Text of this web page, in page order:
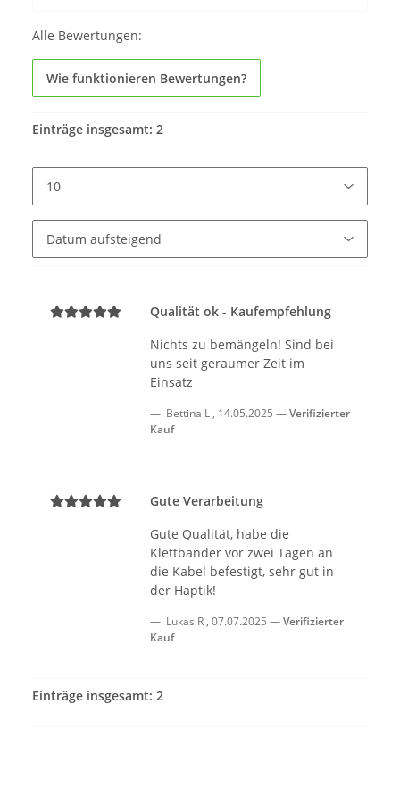
Alle Bewertungen:
Wie funktionieren Bewertungen?
Einträge insgesamt: 2
Qualität ok - Kaufempfehlung
Nichts zu bemängeln! Sind bei
uns seit geraumer Zeit im
Einsatz
Bettina L , 14.05.2025
Verifizierter
Kauf
Gute Verarbeitung
Gute Qualität, habe die
Klettbänder vor zwei Tagen an
die Kabel befestigt, sehr gut in
der Haptik!
Lukas R , 07.07.2025
Verifizierter
Kauf
Einträge insgesamt: 2